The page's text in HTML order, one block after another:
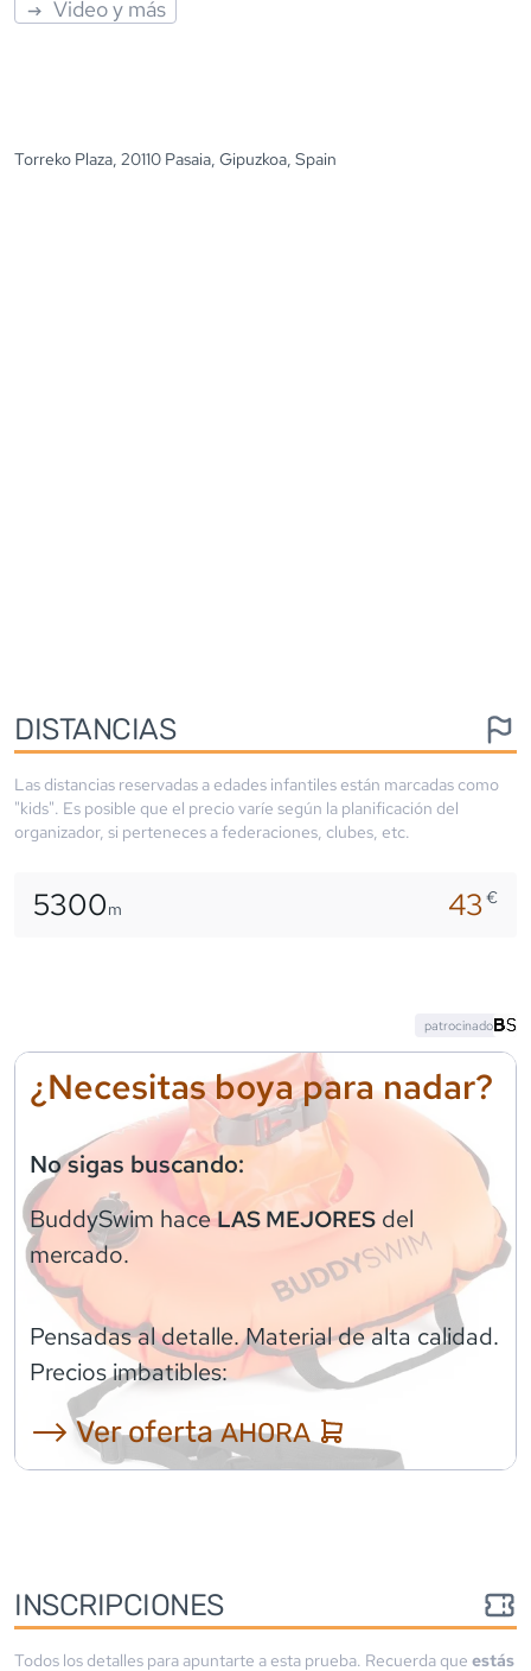
Video y más
Torreko Plaza, 20110 Pasaia, Gipuzkoa, Spain
DISTANCIAS
Las distancias reservadas a edades infantiles están marcadas como
"kids". Es posible que el precio varíe según la planificación del
organizador, si perteneces a federaciones, clubes, etc.
5300m 43€
¿Necesitas boya para nadar?
No sigas buscando:
BuddySwim haceLAS MEJORES del
mercado.
Pensadas al detalle. Material de alta calidad.
Precios imbatibles:
⟶ Ver ofertaAHORA
patrocinado
INSCRIPCIONES
Todos los detalles para apuntarte a esta prueba. Recuerda que estás